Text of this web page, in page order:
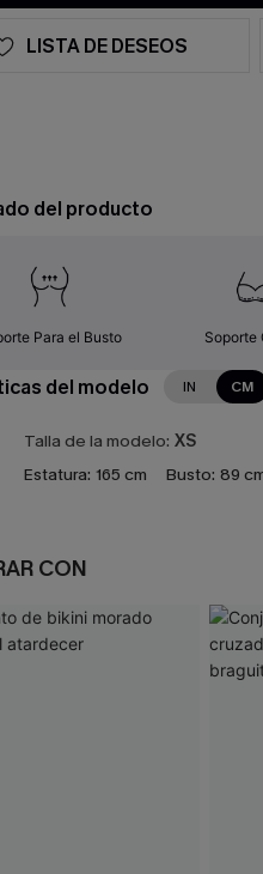
LISTA DE DESEOS
del producto
Para el Busto Soporte
del modelo IN CM
Talla de la modelo: XS
Estatura: 165 cm Busto: 89
CON